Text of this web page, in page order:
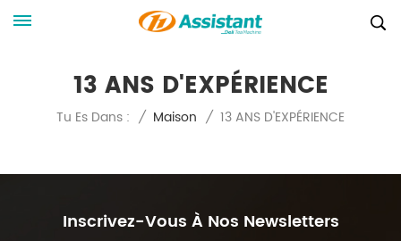
13 ANS D'EXPÉRIENCE
Tu Es Dans : / Maison / 13 ANS D'EXPÉRIENCE
Inscrivez-Vous À Nos Newsletters